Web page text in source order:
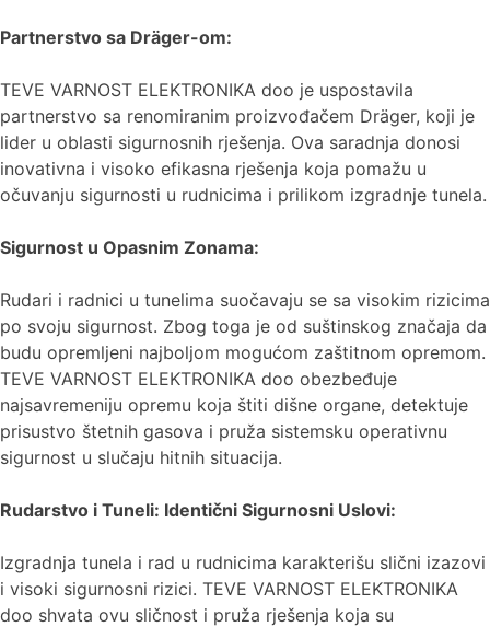
Partnerstvo sa Dräger-om:
TEVE VARNOST ELEKTRONIKA doo je uspostavila
partnerstvo sa renomiranim proizvođačem Dräger, koji je
lider u oblasti sigurnosnih rješenja. Ova saradnja donosi
inovativna i visoko efikasna rješenja koja pomažu u
očuvanju sigurnosti u rudnicima i prilikom izgradnje tunela.
Sigurnost u Opasnim Zonama:
Rudari i radnici u tunelima suočavaju se sa visokim rizicima
po svoju sigurnost. Zbog toga je od suštinskog značaja da
budu opremljeni najboljom mogućom zaštitnom opremom.
TEVE VARNOST ELEKTRONIKA doo obezbeđuje
najsavremeniju opremu koja štiti dišne organe, detektuje
prisustvo štetnih gasova i pruža sistemsku operativnu
sigurnost u slučaju hitnih situacija.
Rudarstvo i Tuneli: Identični Sigurnosni Uslovi:
Izgradnja tunela i rad u rudnicima karakterišu slični izazovi
i visoki sigurnosni rizici. TEVE VARNOST ELEKTRONIKA
doo shvata ovu sličnost i pruža rješenja koja su